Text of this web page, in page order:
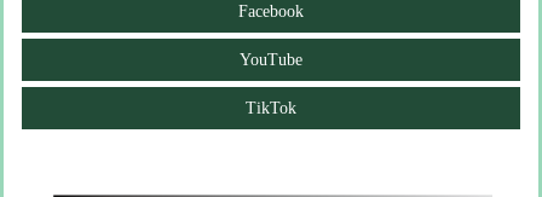
Facebook
YouTube
TikTok